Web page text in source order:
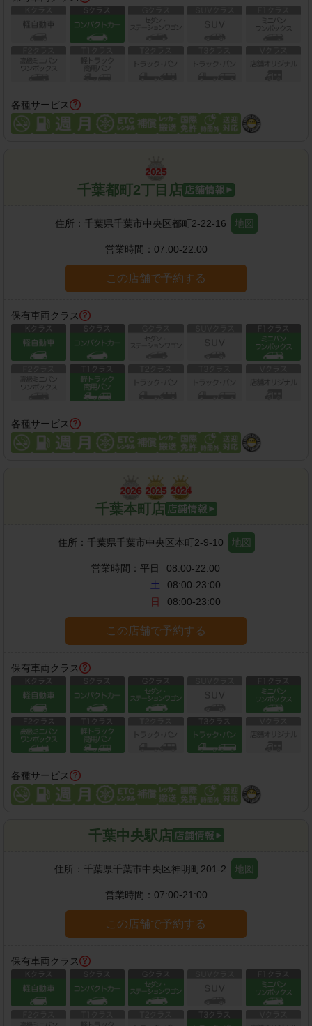
各種サービス
千葉都町2丁目店
住所： 千葉県千葉市中央区都町2-22-16 地図
営業時間： 07:00-22:00
この店舗で予約する
保有車両クラス
各種サービス
千葉本町店
住所： 千葉県千葉市中央区本町2-9-10 地図
営業時間： 平日
08:00-22:00
土
08:00-23:00
日
08:00-23:00
この店舗で予約する
保有車両クラス
各種サービス
千葉中央駅店
住所： 千葉県千葉市中央区神明町201-2 地図
営業時間： 07:00-21:00
この店舗で予約する
保有車両クラス